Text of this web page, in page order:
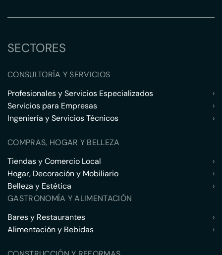
SECTORES
CONSULTORÍA Y SERVICIOS
Profesionales y Servicios Especializados
›
Servicios para Empresas
›
Ingeniería y Servicios Técnicos
›
COMPRAS, HOGAR Y BELLEZA
Tiendas y Comercio Local
›
Hogar, Decoración y Mobiliario
›
Belleza y Estética
›
GASTRONOMÍA Y ALIMENTACIÓN
Bares y Restaurantes
›
Alimentación y Bebidas
›